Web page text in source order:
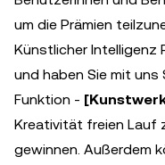
um die Prämien
Künstlicher Intelligenz
und haben Sie mit uns
Funktion -
Kreativität freien Lauf
gewinnen. Außerdem